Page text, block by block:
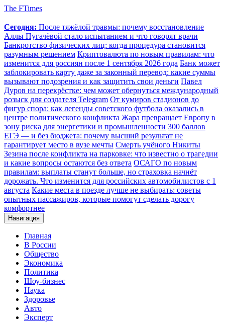
The FTimes
Сегодня: После тяжёлой травмы: почему восстановление
Аллы Пугачёвой стало испытанием и что говорят врачи
Банкротство физических лиц: когда процедура становится
разумным решением Криптовалюта по новым правилам: что
изменится для россиян после 1 сентября 2026 года Банк может
заблокировать карту даже за законный перевод: какие суммы
вызывают подозрения и как защитить свои деньги Павел
Дуров на перекрёстке: чем может обернуться международный
розыск для создателя Telegram От кумиров стадионов до
фигур спора: как легенды советского футбола оказались в
центре политического конфликта Жара превращает Европу в
зону риска для энергетики и промышленности 300 баллов
ЕГЭ — и без бюджета: почему высший результат не
гарантирует место в вузе мечты Смерть учёного Никиты
Зезина после конфликта на парковке: что известно о трагедии
и какие вопросы остаются без ответа ОСАГО по новым
правилам: выплаты станут больше, но страховка начнёт
дорожать. Что изменится для российских автомобилистов с 1
августа Какие места в поезде лучше не выбирать: советы
опытных пассажиров, которые помогут сделать дорогу
комфортнее
Навигация
Главная
В России
Общество
Экономика
Политика
Шоу-бизнес
Наука
Здоровье
Авто
Эксперт